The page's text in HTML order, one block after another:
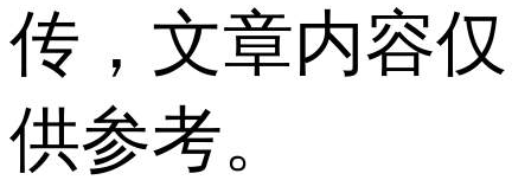
传，文章内容仅
供参考。